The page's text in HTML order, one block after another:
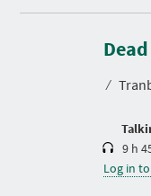
⁄
D
r
a
i
9 h
Log in